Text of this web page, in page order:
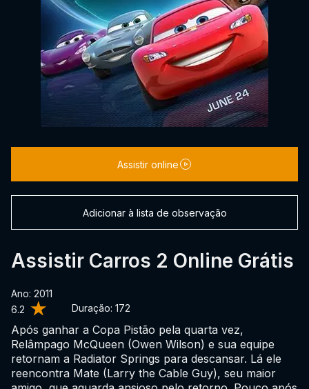
6.2 Duração: 172
Assistir Carros 2 Online Grátis
Ano: 2011
Após ganhar a Copa Pistão pela quarta vez,
Relâmpago McQueen (Owen Wilson) e sua equipe
retornam a Radiator Springs para descansar. Lá ele
reencontra Mate (Larry the Cable Guy), seu maior
Assistir online
Adicionar à lista de observação